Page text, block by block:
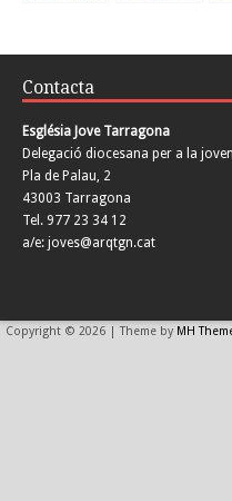
Contacta
Església Jove Tarragona
Delegació diocesana per a la
Pla de Palau, 2
43003 Tarragona
Tel. 977 23 34 12
a/e: joves@arqtgn.cat
Copyright © 2026 | Theme by MH